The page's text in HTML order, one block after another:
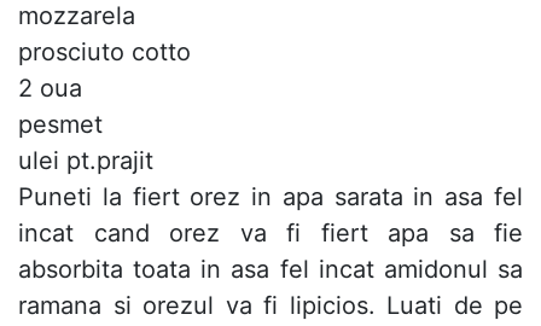
mozzarela
prosciuto cotto
2 oua
pesmet
ulei pt.prajit
Puneti la fiert orez in apa sarata in asa fel
incat cand orez va fi fiert apa sa fie
absorbita toata in asa fel incat amidonul sa
ramana si orezul va fi lipicios. Luati de pe